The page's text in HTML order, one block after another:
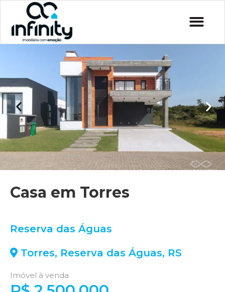
Casa em Torres
Reserva das Águas
Torres, Reserva das Águas, RS
Imóvel à venda